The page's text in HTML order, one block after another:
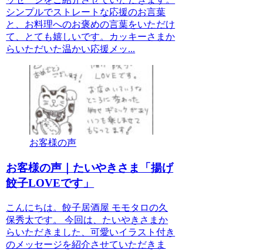
シンプルでストレートな応援のお言葉
と、お料理へのお褒めの言葉をいただけ
て、とても嬉しいです。カッキーさまか
らいただいた温かい応援メッ...
お客様の声
お客様の声｜たいやきさま「揚げ
餃子LOVEです」
こんにちは。餃子居酒屋 モモタロの久
保秀太です。 今回は、たいやきさまか
らいただきました、可愛いイラスト付き
のメッセージを紹介させていただきま